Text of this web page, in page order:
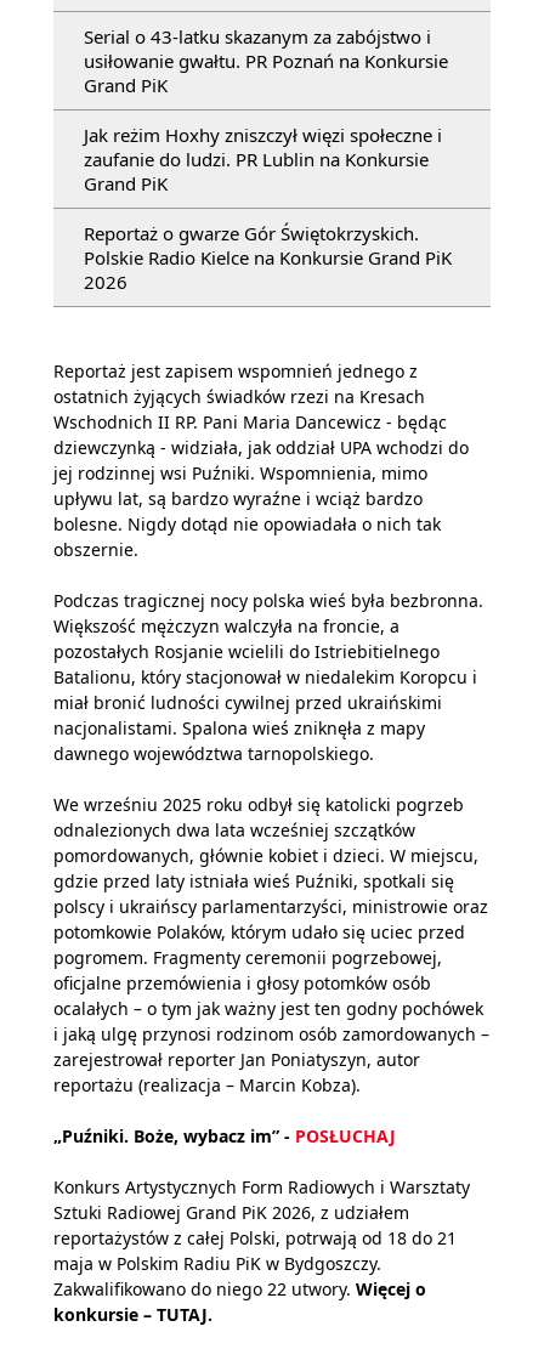
Serial o 43-latku skazanym za zabójstwo i
usiłowanie gwałtu. PR Poznań na Konkursie
Grand PiK
Jak reżim Hoxhy zniszczył więzi społeczne i
zaufanie do ludzi. PR Lublin na Konkursie
Grand PiK
Reportaż o gwarze Gór Świętokrzyskich.
Polskie Radio Kielce na Konkursie Grand PiK
2026
Reportaż jest zapisem wspomnień jednego z
ostatnich żyjących świadków rzezi na Kresach
Wschodnich II RP. Pani Maria Dancewicz - będąc
dziewczynką - widziała, jak oddział UPA wchodzi do
jej rodzinnej wsi Puźniki. Wspomnienia, mimo
upływu lat, są bardzo wyraźne i wciąż bardzo
bolesne. Nigdy dotąd nie opowiadała o nich tak
obszernie.
Podczas tragicznej nocy polska wieś była bezbronna.
Większość mężczyzn walczyła na froncie, a
pozostałych Rosjanie wcielili do Istriebitielnego
Batalionu, który stacjonował w niedalekim Koropcu i
miał bronić ludności cywilnej przed ukraińskimi
nacjonalistami. Spalona wieś zniknęła z mapy
dawnego województwa tarnopolskiego.
We wrześniu 2025 roku odbył się katolicki pogrzeb
odnalezionych dwa lata wcześniej szczątków
pomordowanych, głównie kobiet i dzieci. W miejscu,
gdzie przed laty istniała wieś Puźniki, spotkali się
polscy i ukraińscy parlamentarzyści, ministrowie oraz
potomkowie Polaków, którym udało się uciec przed
pogromem. Fragmenty ceremonii pogrzebowej,
oficjalne przemówienia i głosy potomków osób
ocalałych – o tym jak ważny jest ten godny pochówek
i jaką ulgę przynosi rodzinom osób zamordowanych –
zarejestrował reporter Jan Poniatyszyn, autor
reportażu (realizacja – Marcin Kobza).
„Puźniki. Boże, wybacz im” - POSŁUCHAJ
Konkurs Artystycznych Form Radiowych i Warsztaty
Sztuki Radiowej Grand PiK 2026, z udziałem
reportażystów z całej Polski, potrwają od 18 do 21
maja w Polskim Radiu PiK w Bydgoszczy.
Zakwalifikowano do niego 22 utwory. Więcej o
konkursie – TUTAJ.